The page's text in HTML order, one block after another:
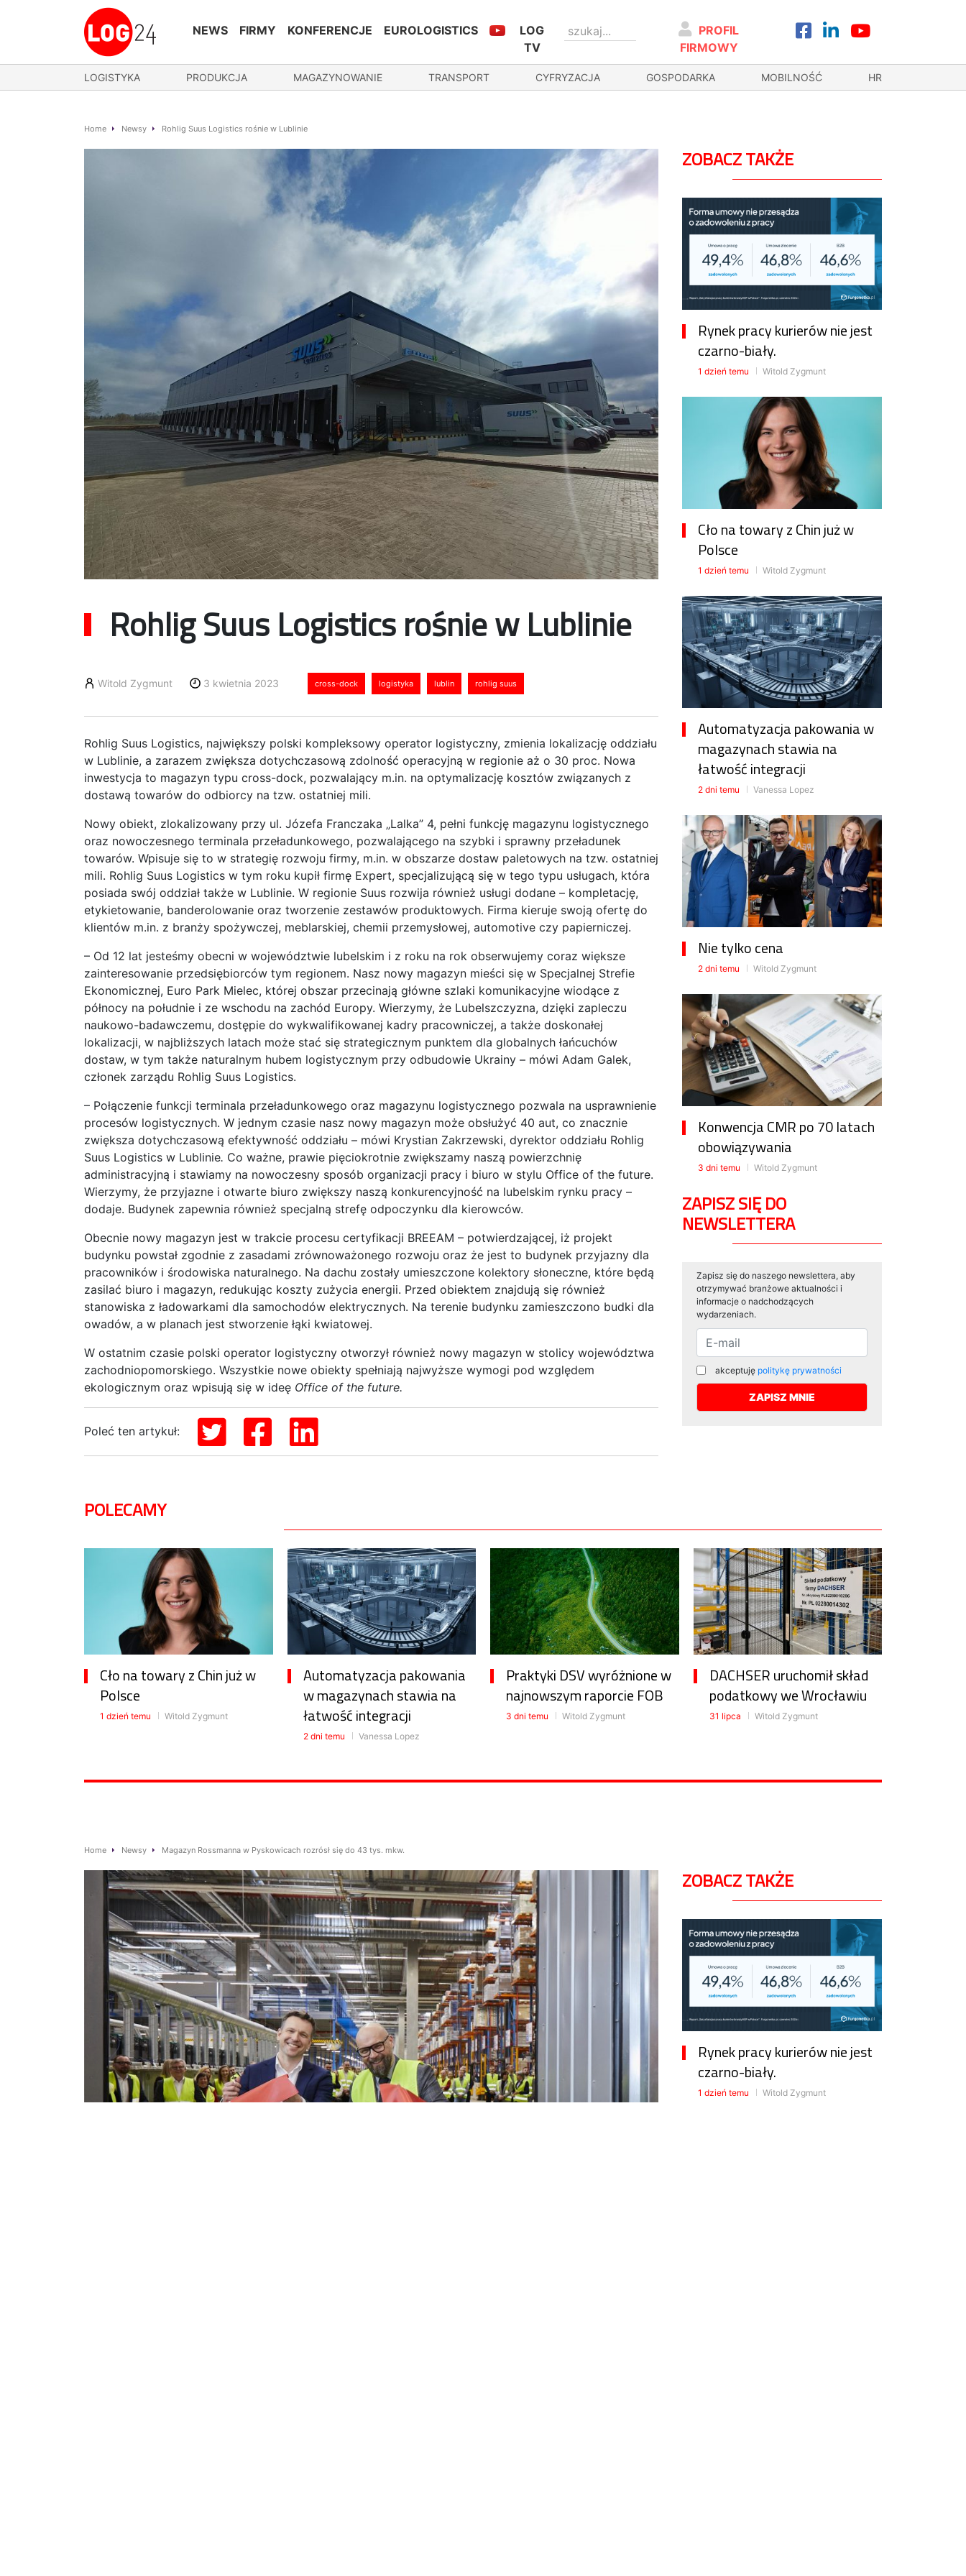
NEWS FIRMY KONFERENCJE EUROLOGISTICS
LOG
TV
PROFIL
FIRMOWY
LOGISTYKA PRODUKCJA MAGAZYNOWANIE TRANSPORT CYFRYZACJA GOSPODARKA MOBILNOŚĆ HR
Home Newsy Rohlig Suus Logistics rośnie w Lublinie
Rohlig Suus Logistics rośnie w Lublinie
Witold Zygmunt 3 kwietnia 2023 cross-dock logistyka lublin rohlig suus
Rohlig Suus Logistics, największy polski kompleksowy operator logistyczny, zmienia lokalizację oddziału
w Lublinie, a zarazem zwiększa dotychczasową zdolność operacyjną w regionie aż o 30 proc. Nowa
inwestycja to magazyn typu cross-dock, pozwalający m.in. na optymalizację kosztów związanych z
dostawą towarów do odbiorcy na tzw. ostatniej mili.
Nowy obiekt, zlokalizowany przy ul. Józefa Franczaka „Lalka” 4, pełni funkcję magazynu logistycznego
oraz nowoczesnego terminala przeładunkowego, pozwalającego na szybki i sprawny przeładunek
towarów. Wpisuje się to w strategię rozwoju firmy, m.in. w obszarze dostaw paletowych na tzw. ostatniej
mili. Rohlig Suus Logistics w tym roku kupił firmę Expert, specjalizującą się w tego typu usługach, która
posiada swój oddział także w Lublinie. W regionie Suus rozwija również usługi dodane – kompletację,
etykietowanie, banderolowanie oraz tworzenie zestawów produktowych. Firma kieruje swoją ofertę do
klientów m.in. z branży spożywczej, meblarskiej, chemii przemysłowej, automotive czy papierniczej.
– Od 12 lat jesteśmy obecni w województwie lubelskim i z roku na rok obserwujemy coraz większe
zainteresowanie przedsiębiorców tym regionem. Nasz nowy magazyn mieści się w Specjalnej Strefie
Ekonomicznej, Euro Park Mielec, której obszar przecinają główne szlaki komunikacyjne wiodące z
północy na południe i ze wschodu na zachód Europy. Wierzymy, że Lubelszczyzna, dzięki zapleczu
naukowo-badawczemu, dostępie do wykwalifikowanej kadry pracowniczej, a także doskonałej
lokalizacji, w najbliższych latach może stać się strategicznym punktem dla globalnych łańcuchów
dostaw, w tym także naturalnym hubem logistycznym przy odbudowie Ukrainy – mówi Adam Galek,
członek zarządu Rohlig Suus Logistics.
– Połączenie funkcji terminala przeładunkowego oraz magazynu logistycznego pozwala na usprawnienie
procesów logistycznych. W jednym czasie nasz nowy magazyn może obsłużyć 40 aut, co znacznie
zwiększa dotychczasową efektywność oddziału – mówi Krystian Zakrzewski, dyrektor oddziału Rohlig
Suus Logistics w Lublinie. Co ważne, prawie pięciokrotnie zwiększamy naszą powierzchnię
administracyjną i stawiamy na nowoczesny sposób organizacji pracy i biuro w stylu Office of the future.
Wierzymy, że przyjazne i otwarte biuro zwiększy naszą konkurencyjność na lubelskim rynku pracy –
dodaje. Budynek zapewnia również specjalną strefę odpoczynku dla kierowców.
Obecnie nowy magazyn jest w trakcie procesu certyfikacji BREEAM – potwierdzającej, iż projekt
budynku powstał zgodnie z zasadami zrównoważonego rozwoju oraz że jest to budynek przyjazny dla
pracowników i środowiska naturalnego. Na dachu zostały umieszczone kolektory słoneczne, które będą
zasilać biuro i magazyn, redukując koszty zużycia energii. Przed obiektem znajdują się również
stanowiska z ładowarkami dla samochodów elektrycznych. Na terenie budynku zamieszczono budki dla
owadów, a w planach jest stworzenie łąki kwiatowej.
W ostatnim czasie polski operator logistyczny otworzył również nowy magazyn w stolicy województwa
zachodniopomorskiego. Wszystkie nowe obiekty spełniają najwyższe wymogi pod względem
ekologicznym oraz wpisują się w ideę Office of the future.
Poleć ten artykuł:
ZOBACZ TAKŻE
Rynek pracy kurierów nie jest
czarno-biały.
1 dzień temu Witold Zygmunt
Cło na towary z Chin już w
Polsce
1 dzień temu Witold Zygmunt
Automatyzacja pakowania w
magazynach stawia na
łatwość integracji
2 dni temu Vanessa Lopez
Nie tylko cena
2 dni temu Witold Zygmunt
Konwencja CMR po 70 latach
obowiązywania
3 dni temu Witold Zygmunt
ZAPISZ SIĘ DO
NEWSLETTERA
Zapisz się do naszego newslettera, aby
otrzymywać branżowe aktualności i
informacje o nadchodzących
wydarzeniach.
akceptuję politykę prywatności
POLECAMY
Cło na towary z Chin już w
Polsce
1 dzień temu Witold Zygmunt
Automatyzacja pakowania
w magazynach stawia na
łatwość integracji
2 dni temu Vanessa Lopez
Praktyki DSV wyróżnione w
najnowszym raporcie FOB
3 dni temu Witold Zygmunt
DACHSER uruchomił skład
podatkowy we Wrocławiu
31 lipca Witold Zygmunt
Home Newsy Magazyn Rossmanna w Pyskowicach rozrósł się do 43 tys. mkw.
ZOBACZ TAKŻE
Rynek pracy kurierów nie jest
czarno-biały.
1 dzień temu Witold Zygmunt